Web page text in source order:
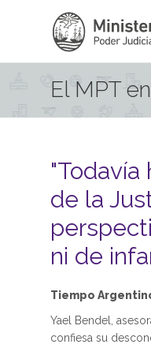
El MPT
"Todavía
de la
ni de
Tiempo
Yael Bendel,
confiesa su